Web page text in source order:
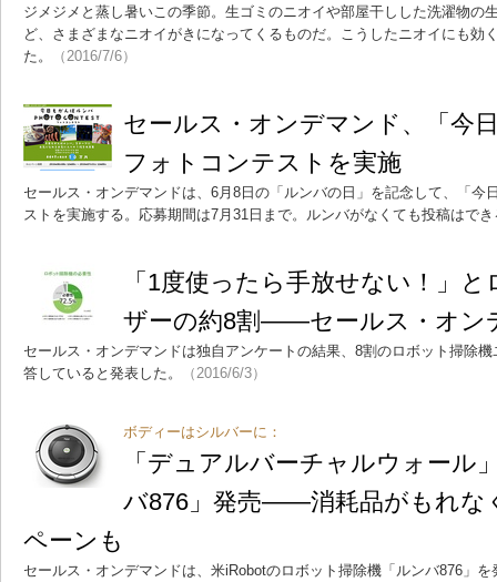
ジメジメと蒸し暑いこの季節。生ゴミのニオイや部屋干しした洗濯物の
ど、さまざまなニオイがきになってくるものだ。こうしたニオイにも効
た。
（2016/7/6）
セールス・オンデマンド、「今
フォトコンテストを実施
セールス・オンデマンドは、6月8日の「ルンバの日」を記念して、「今
ストを実施する。応募期間は7月31日まで。ルンバがなくても投稿はでき
「1度使ったら手放せない！」
ザーの約8割――セールス・オン
セールス・オンデマンドは独自アンケートの結果、8割のロボット掃除機
答していると発表した。
（2016/6/3）
ボディーはシルバーに：
「デュアルバーチャルウォール
バ876」発売――消耗品がもれな
ペーンも
セールス・オンデマンドは、米iRobotのロボット掃除機「ルンバ876」